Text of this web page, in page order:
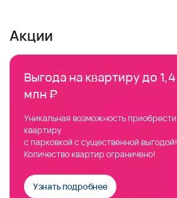
Акции
Выгода на квартиру до 1,4
млн ₽
Уникальная возможность приобрести
квартиру
с парковкой с существенной выгодой!
Количество квартир ограничено!
Узнать подробнее